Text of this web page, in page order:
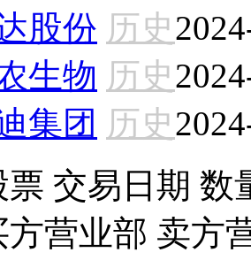
股份 历史
生物 历史
集团 历史
票 交易日期 数
方营业部 卖方